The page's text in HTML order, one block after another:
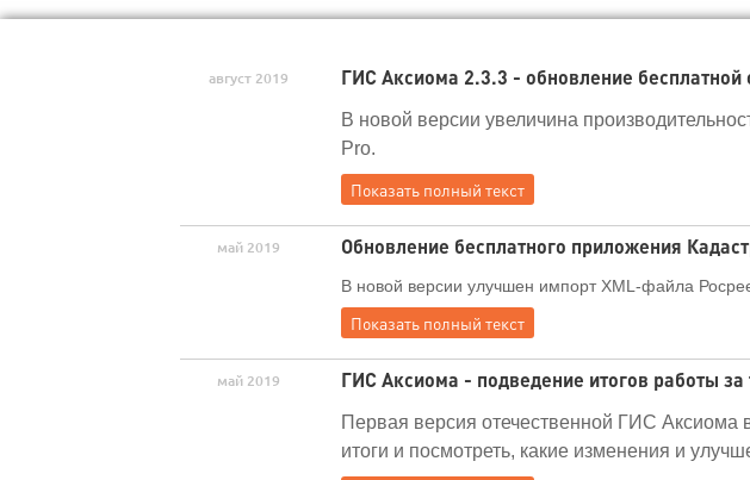
август 2019 ГИС Аксиома 2.3.3 - обновление бесплатной
В новой версии увеличина
Pro.
Показать полный текст
май 2019 Обновление бесплатного приложения
В новой версии улучшен импорт XML-файла
Показать полный текст
май 2019 ГИС Аксиома - подведение итогов работы за
Первая версия отечественной ГИС
итоги и посмотреть, какие изменения и